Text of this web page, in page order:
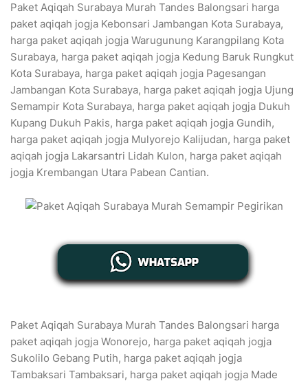
Paket Aqiqah Surabaya Murah Tandes Balongsari harga
paket aqiqah jogja Kebonsari Jambangan Kota Surabaya,
harga paket aqiqah jogja Warugunung Karangpilang Kota
Surabaya, harga paket aqiqah jogja Kedung Baruk Rungkut
Kota Surabaya, harga paket aqiqah jogja Pagesangan
Jambangan Kota Surabaya, harga paket aqiqah jogja Ujung
Semampir Kota Surabaya, harga paket aqiqah jogja Dukuh
Kupang Dukuh Pakis, harga paket aqiqah jogja Gundih,
harga paket aqiqah jogja Mulyorejo Kalijudan, harga paket
aqiqah jogja Lakarsantri Lidah Kulon, harga paket aqiqah
jogja Krembangan Utara Pabean Cantian.
Paket Aqiqah Surabaya Murah Tandes Balongsari harga
paket aqiqah jogja Wonorejo, harga paket aqiqah jogja
Sukolilo Gebang Putih, harga paket aqiqah jogja
Tambaksari Tambaksari, harga paket aqiqah jogja Made